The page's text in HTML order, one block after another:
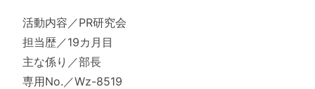
活動内容／PR研究会
担当歴／19カ月目
主な係り／部長
専用No.／Wz-8519